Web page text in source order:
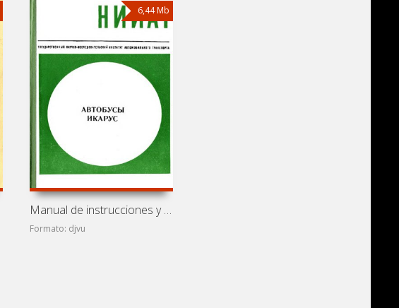
6,44 Mb
Manual de instrucciones y mantenimiento de autobuses Ikarus
Formato: djvu